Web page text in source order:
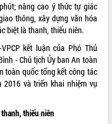
nâng cao ý thức tự giác
thông, xây dựng văn hóa
biệt là thanh, thiếu niên.
kết luận của Phó Thủ
- Chủ tịch Ủy ban An toàn
toàn quốc tổng kết công tác
và triển khai nhiệm vụ
thiếu niên